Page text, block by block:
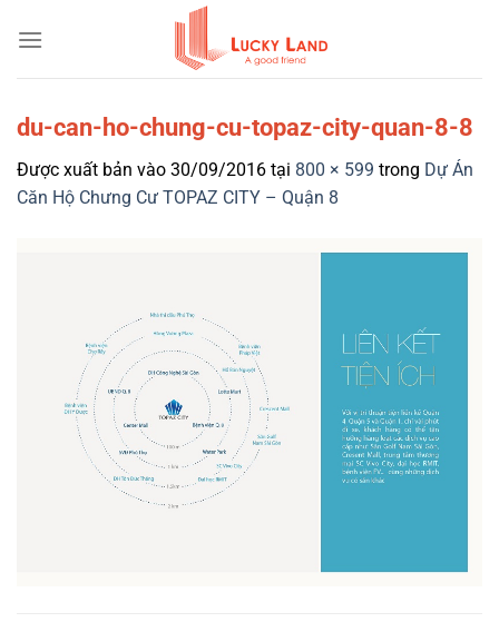
qua
du-can-ho-chung-cu-topaz-city-quan-8-8
Được xuất bản vào 30/09/2016 tại 800 × 599 trong Dự Án
Căn Hộ Chưng Cư TOPAZ CITY – Quận 8